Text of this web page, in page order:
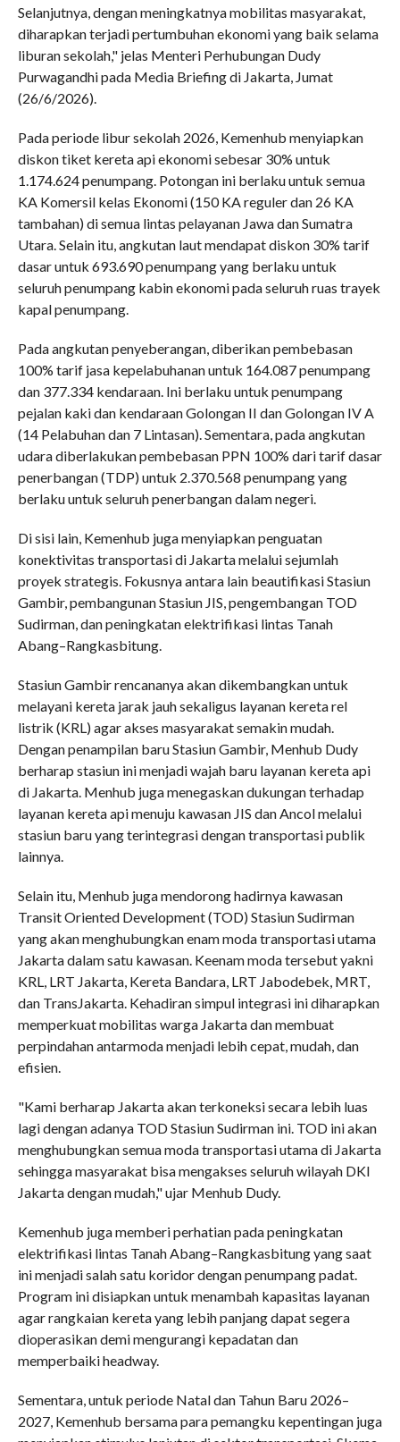
Selanjutnya, dengan meningkatnya mobilitas masyarakat,
diharapkan terjadi pertumbuhan ekonomi yang baik selama
liburan sekolah," jelas Menteri Perhubungan Dudy
Purwagandhi pada Media Briefing di Jakarta, Jumat
(26/6/2026).
Pada periode libur sekolah 2026, Kemenhub menyiapkan
diskon tiket kereta api ekonomi sebesar 30% untuk
1.174.624 penumpang. Potongan ini berlaku untuk semua
KA Komersil kelas Ekonomi (150 KA reguler dan 26 KA
tambahan) di semua lintas pelayanan Jawa dan Sumatra
Utara. Selain itu, angkutan laut mendapat diskon 30% tarif
dasar untuk 693.690 penumpang yang berlaku untuk
seluruh penumpang kabin ekonomi pada seluruh ruas trayek
kapal penumpang.
Pada angkutan penyeberangan, diberikan pembebasan
100% tarif jasa kepelabuhanan untuk 164.087 penumpang
dan 377.334 kendaraan. Ini berlaku untuk penumpang
pejalan kaki dan kendaraan Golongan II dan Golongan IV A
(14 Pelabuhan dan 7 Lintasan). Sementara, pada angkutan
udara diberlakukan pembebasan PPN 100% dari tarif dasar
penerbangan (TDP) untuk 2.370.568 penumpang yang
berlaku untuk seluruh penerbangan dalam negeri.
Di sisi lain, Kemenhub juga menyiapkan penguatan
konektivitas transportasi di Jakarta melalui sejumlah
proyek strategis. Fokusnya antara lain beautifikasi Stasiun
Gambir, pembangunan Stasiun JIS, pengembangan TOD
Sudirman, dan peningkatan elektrifikasi lintas Tanah
Abang–Rangkasbitung.
Stasiun Gambir rencananya akan dikembangkan untuk
melayani kereta jarak jauh sekaligus layanan kereta rel
listrik (KRL) agar akses masyarakat semakin mudah.
Dengan penampilan baru Stasiun Gambir, Menhub Dudy
berharap stasiun ini menjadi wajah baru layanan kereta api
di Jakarta. Menhub juga menegaskan dukungan terhadap
layanan kereta api menuju kawasan JIS dan Ancol melalui
stasiun baru yang terintegrasi dengan transportasi publik
lainnya.
Selain itu, Menhub juga mendorong hadirnya kawasan
Transit Oriented Development (TOD) Stasiun Sudirman
yang akan menghubungkan enam moda transportasi utama
Jakarta dalam satu kawasan. Keenam moda tersebut yakni
KRL, LRT Jakarta, Kereta Bandara, LRT Jabodebek, MRT,
dan TransJakarta. Kehadiran simpul integrasi ini diharapkan
memperkuat mobilitas warga Jakarta dan membuat
perpindahan antarmoda menjadi lebih cepat, mudah, dan
efisien.
"Kami berharap Jakarta akan terkoneksi secara lebih luas
lagi dengan adanya TOD Stasiun Sudirman ini. TOD ini akan
menghubungkan semua moda transportasi utama di Jakarta
sehingga masyarakat bisa mengakses seluruh wilayah DKI
Jakarta dengan mudah," ujar Menhub Dudy.
Kemenhub juga memberi perhatian pada peningkatan
elektrifikasi lintas Tanah Abang–Rangkasbitung yang saat
ini menjadi salah satu koridor dengan penumpang padat.
Program ini disiapkan untuk menambah kapasitas layanan
agar rangkaian kereta yang lebih panjang dapat segera
dioperasikan demi mengurangi kepadatan dan
memperbaiki headway.
Sementara, untuk periode Natal dan Tahun Baru 2026–
2027, Kemenhub bersama para pemangku kepentingan juga